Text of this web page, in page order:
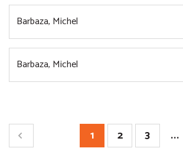
Barbaza, Michel
Barbaza, Michel
1 2 3 ...